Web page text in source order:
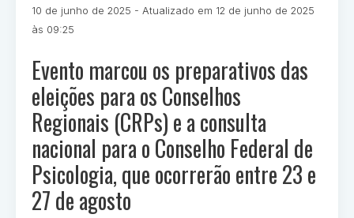
Publicado
10 de junho de 2025 - Atualizado em 12 de junho de 2025
às 09:25
Oliveira
Evento marcou os preparativos das
eleições para os Conselhos
Regionais (CRPs) e a consulta
nacional para o Conselho Federal de
Psicologia, que ocorrerão entre 23 e
27 de agosto